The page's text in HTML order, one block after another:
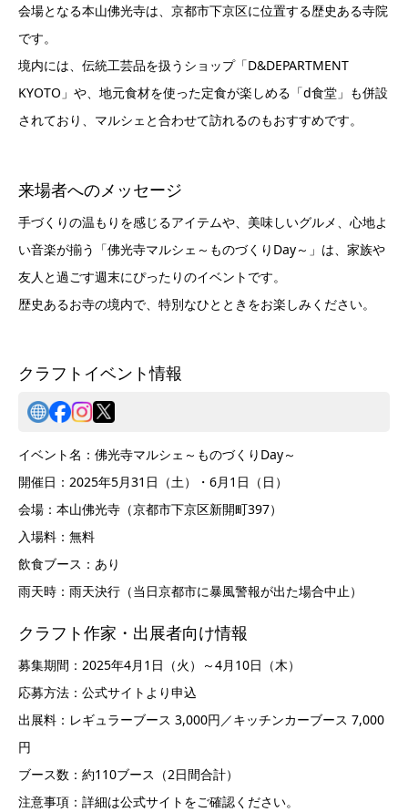
会場となる本山佛光寺は、京都市下京区に位置する歴史ある寺院
です。
境内には、伝統工芸品を扱うショップ「D&DEPARTMENT
KYOTO」や、地元食材を使った定食が楽しめる「d食堂」も併設
されており、マルシェと合わせて訪れるのもおすすめです。
来場者へのメッセージ
手づくりの温もりを感じるアイテムや、美味しいグルメ、心地よ
い音楽が揃う「佛光寺マルシェ～ものづくりDay～」は、家族や
友人と過ごす週末にぴったりのイベントです。
歴史あるお寺の境内で、特別なひとときをお楽しみください。
クラフトイベント情報
イベント名：佛光寺マルシェ～ものづくりDay～
開催日：2025年5月31日（土）・6月1日（日）
会場：本山佛光寺（京都市下京区新開町397）
入場料：無料
飲食ブース：あり
雨天時：雨天決行（当日京都市に暴風警報が出た場合中止）
クラフト作家・出展者向け情報
募集期間：2025年4月1日（火）～4月10日（木）
応募方法：公式サイトより申込
出展料：レギュラーブース 3,000円／キッチンカーブース 7,000
円
ブース数：約110ブース（2日間合計）
注意事項：詳細は公式サイトをご確認ください。